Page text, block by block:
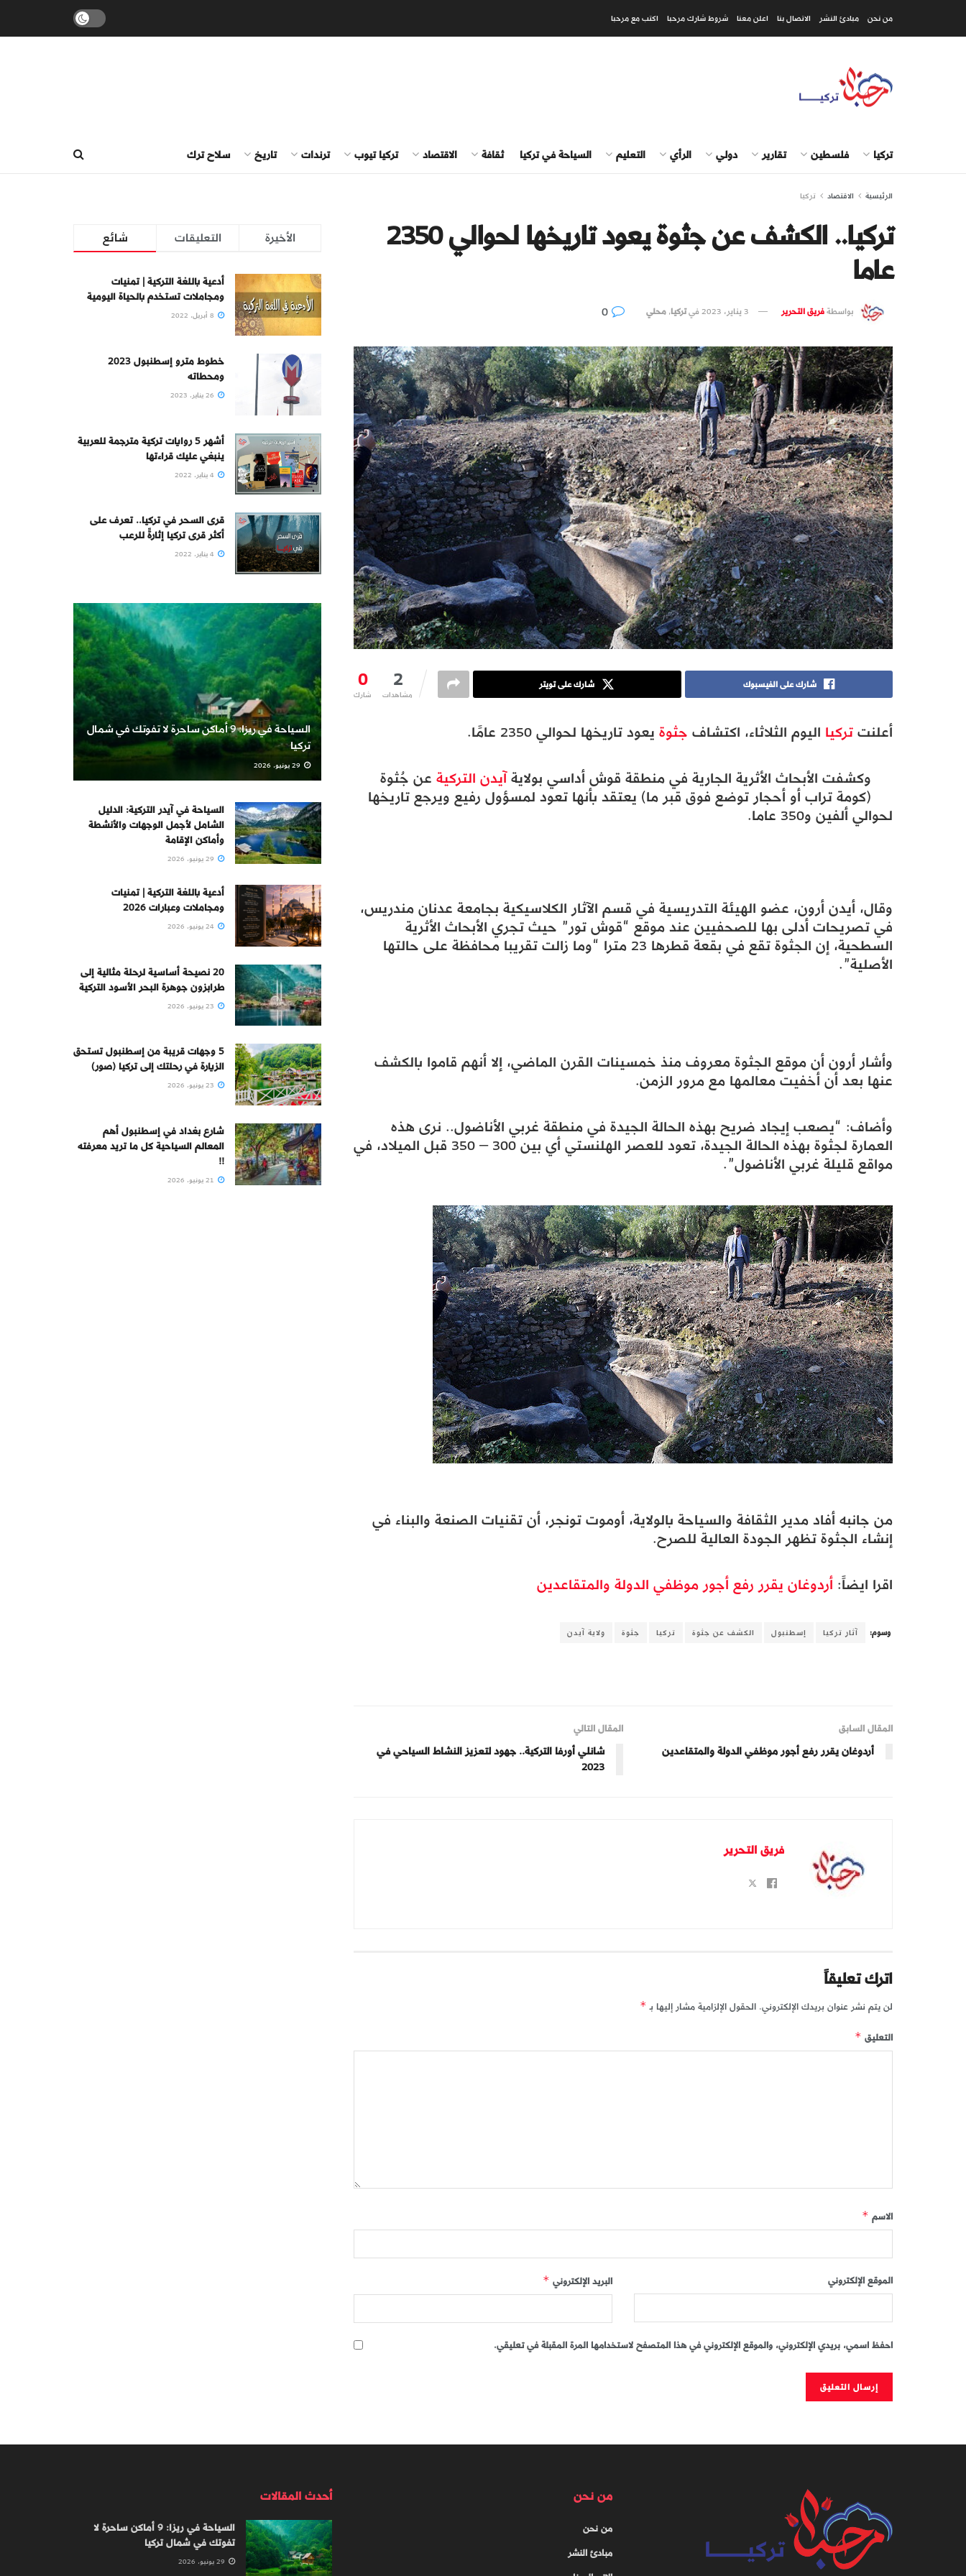
من نحن مبادئ النشر الاتصال بنا اعلن معنا شروط شارك مرحبا اكتب مع مرحبا
تركيا فلسطين تقارير دولي الرأي التعليم السياحة في تركيا ثقافة الاقتصاد تركيا تيوب ترندات تاريخ سلاح ترك
الرئيسية الاقتصاد تركيا
تركيا.. الكشف عن جثوة يعود تاريخها لحوالي 2350
عاما
بواسطةفريق التحرير 3 يناير، 2023 فيتركيا,محلي
0
شارك 2
مشاهدات
شارك على الفيسبوك شارك على تويتر
أعلنتتركيا اليوم الثلاثاء، اكتشافجثوةيعود تاريخها لحوالي 2350 عامًا.
وكشفت الأبحاث الأثرية الجارية في منطقة قوش أداسي بولايةآيدن التركيةعن جُثوة
(كومة تراب أو أحجار توضع فوق قبر ما) يعتقد بأنها تعود لمسؤول رفيع ويرجع تاريخها
لحوالي ألفين و350 عاما.
وقال، أيدن أرون، عضو الهيئة التدريسية في قسم الآثار الكلاسيكية بجامعة عدنان مندريس،
في تصريحات أدلى بها للصحفيين عند موقع “قوش تور” حيث تجري الأبحاث الأثرية
السطحية، إن الجثوة تقع في بقعة قطرها 23 مترا “وما زالت تقريبا محافظة على حالتها
الأصلية”.
وأشار أرون أن موقع الجثوة معروف منذ خمسينات القرن الماضي، إلا أنهم قاموا بالكشف
عنها بعد أن أخفيت معالمها مع مرور الزمن.
وأضاف: “يصعب إيجاد ضريح بهذه الحالة الجيدة في منطقة غربي الأناضول.. نرى هذه
العمارة لجثوة بهذه الحالة الجيدة، تعود للعصر الهلنستي أي بين 300 – 350 قبل الميلاد، في
مواقع قليلة غربي الأناضول”.
من جانبه أفاد مدير الثقافة والسياحة بالولاية، أوموت تونجر، أن تقنيات الصنعة والبناء في
إنشاء الجثوة تظهر الجودة العالية للصرح.
اقرا ايضاً:أردوغان يقرر رفع أجور موظفي الدولة والمتقاعدين
وسوم: آثار تركيا إسطنبول الكشف عن جثوة تركيا جثوة ولاية آيدن
المقال السابق
أردوغان يقرر رفع أجور موظفي الدولة والمتقاعدين
المقال التالي
شانلي أورفا التركية.. جهود لتعزيز النشاط السياحي في
2023
فريق التحرير
اترك تعليقاً
لن يتم نشر عنوان بريدك الإلكتروني. الحقول الإلزامية مشار إليها بـ *
التعليق *
الاسم *
البريد الإلكتروني * الموقع الإلكتروني
احفظ اسمي، بريدي الإلكتروني، والموقع الإلكتروني في هذا المتصفح لاستخدامها المرة المقبلة في تعليقي.
شائع التعليقات الأخيرة
أدعية باللغة التركية | تمنيات
ومجاملات تستخدم بالحياة اليومية
خطوط مترو إسطنبول 2023
ومحطاته
أشهر 5 روايات تركية مترجمة للعربية
ينبغي عليك قراءتها
قرى السحر في تركيا.. تعرف على
أكثر قرى تركيا إثارةً للرعب
السياحة في ريزا: 9 أماكن ساحرة لا تفوتك في شمال
تركيا
السياحة في آيدر التركية: الدليل
الشامل لأجمل الوجهات والأنشطة
وأماكن الإقامة
أدعية باللغة التركية | تمنيات
ومجاملات وعبارات 2026
20 نصيحة أساسية لرحلة مثالية إلى
طرابزون جوهرة البحر الأسود التركية
5 وجهات قريبة من إسطنبول تستحق
الزيارة في رحلتك إلى تركيا (صور)
شارع بغداد في إسطنبول أهم
المعالم السياحية كل ما تريد معرفته
!!
من نحن
من نحن
مبادئ النشر
أحدث المقالات
السياحة في ريزا: 9 أماكن ساحرة لا
تفوتك في شمال تركيا